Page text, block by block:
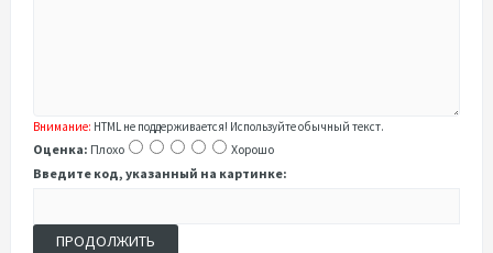
Внимание: HTML не поддерживается! Используйте обычный текст.
Оценка: Плохо
Хорошо
Введите код, указанный на картинке:
ПРОДОЛЖИТЬ